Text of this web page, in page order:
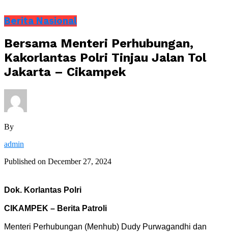
Berita Nasional
Bersama Menteri Perhubungan,
Kakorlantas Polri Tinjau Jalan Tol
Jakarta – Cikampek
By
admin
Published on December 27, 2024
Dok. Korlantas Polri
CIKAMPEK – Berita Patroli
Menteri Perhubungan (Menhub) Dudy Purwagandhi dan